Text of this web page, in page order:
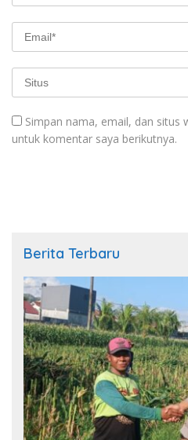
Simpan nama, email, dan situs
untuk komentar saya berikutnya.
Berita Terbaru